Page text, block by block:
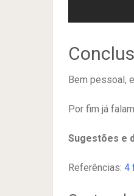
Bem pessoal,
Por fim já
Sugestões e
Referências: 4